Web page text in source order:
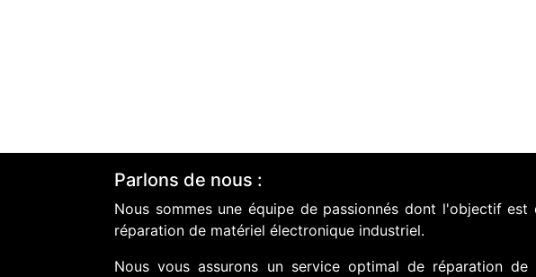
Parlons de nous :
Nous sommes une équipe de passionnés dont l'objectif
réparation de matériel électronique industriel.
Nous vous assurons un service optimal de réparation